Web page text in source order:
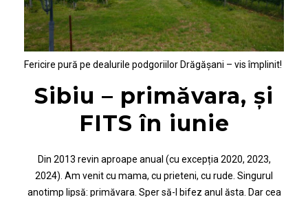
Fericire pură pe dealurile podgoriilor Drăgășani – vis împlinit!
Sibiu – primăvara, și
FITS în iunie
Din 2013 revin aproape anual (cu excepția 2020, 2023,
2024). Am venit cu mama, cu prieteni, cu rude. Singurul
anotimp lipsă: primăvara. Sper să-l bifez anul ăsta. Dar cea